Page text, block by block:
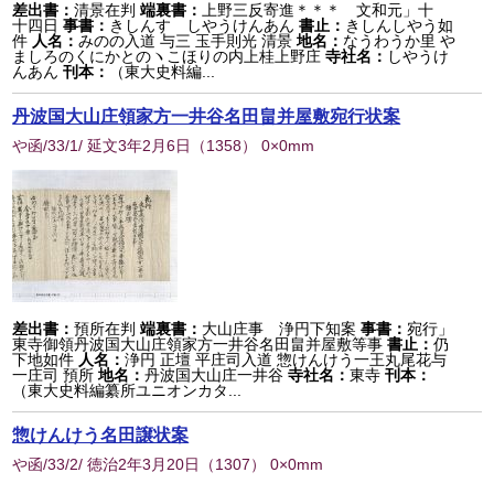
差出書：清景在判 端裏書：
上野三反寄進＊＊＊ 文和元」十
十四日 事書： きしんす しやうけんあん 書止： きしんしやう如
件 人名：みのの入道 与三 玉手則光 清景 地名： なうわうか里 や
ましろのくにかとのヽこほりの内上桂上野庄 寺社名： しやうけ
んあん 刊本： （東大史料編...
丹波国大山庄領家方一井谷名田畠并屋敷宛行状案
や函/33/1/ 延文3年2月6日 （1358） 0×0mm
差出書：預所在判 端裏書： 大山庄事 浄円下知案 事書：宛行」
東寺御領丹波国大山庄領家方一井谷名田畠并屋敷等事 書止：仍
下地如件 人名：浄円 正壇 平庄司入道 惣けんけう一王丸尾花与
一庄司 預所 地名：丹波国大山庄一井谷 寺社名：東寺 刊本：
（東大史料編纂所ユニオンカタ...
惣けんけう名田譲状案
や函/33/2/ 徳治2年3月20日 （1307） 0×0mm